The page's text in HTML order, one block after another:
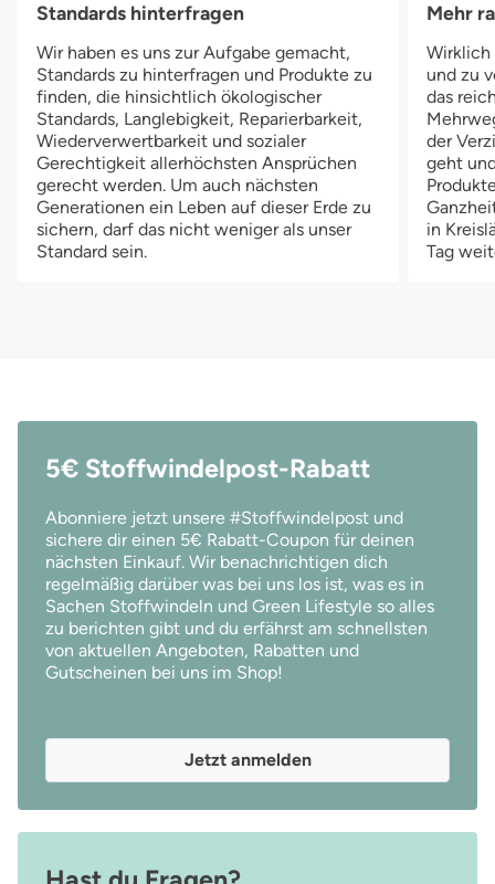
Standards hinterfragen
Wir haben es uns zur Aufgabe gemacht,
Standards zu hinterfragen und Produkte zu
finden, die hinsichtlich ökologischer
Standards, Langlebigkeit, Reparierbarkeit,
Wiederverwertbarkeit und sozialer
Gerechtigkeit allerhöchsten Ansprüchen
gerecht werden. Um auch nächsten
Generationen ein Leben auf dieser Erde zu
sichern, darf das nicht weniger als unser
Standard sein.
Mehr
Wirklich
und zu
das
der
geht
in
Tag
5€ Stoffwindelpost-Rabatt
Abonniere jetzt unsere #Stoffwindelpost und
sichere dir einen 5€ Rabatt-Coupon für deinen
nächsten Einkauf. Wir benachrichtigen dich
regelmäßig darüber was bei uns los ist, was es in
Sachen Stoffwindeln und Green Lifestyle so alles
zu berichten gibt und du erfährst am schnellsten
von aktuellen Angeboten, Rabatten und
Gutscheinen bei uns im Shop!
Jetzt anmelden